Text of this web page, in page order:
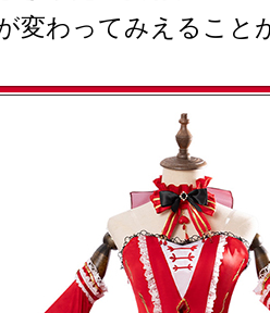
変わってみえること